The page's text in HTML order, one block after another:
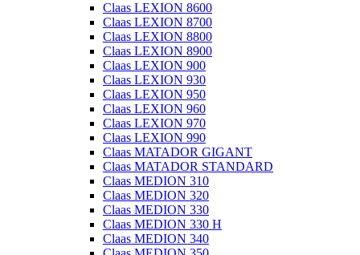
Claas LEXION 8600
Claas LEXION 8700
Claas LEXION 8800
Claas LEXION 8900
Claas LEXION 900
Claas LEXION 930
Claas LEXION 950
Claas LEXION 960
Claas LEXION 970
Claas LEXION 990
Claas MATADOR GIGANT
Claas MATADOR STANDARD
Claas MEDION 310
Claas MEDION 320
Claas MEDION 330
Claas MEDION 330 H
Claas MEDION 340